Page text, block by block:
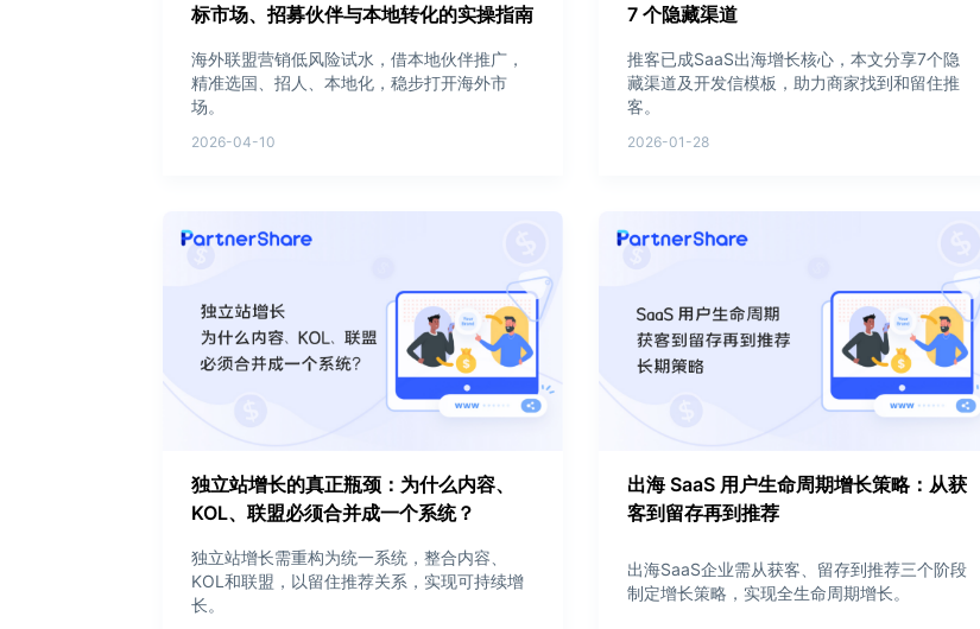
标市场、招募伙伴与本地转化的实操指南
海外联盟营销低风险试水，借本地伙伴推广，
精准选国、招人、本地化，稳步打开海外市
场。
2026-04-10
7 个隐藏渠道
推客已成SaaS出海增长核心，本文分享7个隐
藏渠道及开发信模板，助力商家找到和留住推
客。
2026-01-28
独立站增长的真正瓶颈：为什么内容、
KOL、联盟必须合并成一个系统？
独立站增长需重构为统一系统，整合内容、
KOL和联盟，以留住推荐关系，实现可持续增
长。
出海 SaaS 用户生命周期增长策略：从获
客到留存再到推荐
出海SaaS企业需从获客、留存到推荐三个阶段
制定增长策略，实现全生命周期增长。